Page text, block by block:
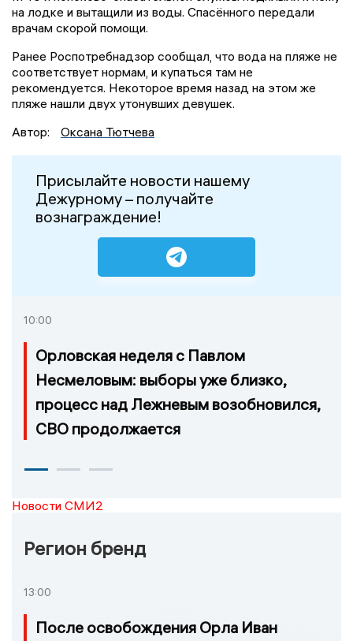
на лодке и вытащили из воды. Спасённого передали
врачам скорой помощи.
Ранее Роспотребнадзор сообщал, что вода на пляже не
соответствует нормам, и купаться там не
рекомендуется. Некоторое время назад на этом же
пляже нашли двух утонувших девушек.
Автор:
Оксана Тютчева
Присылайте новости нашему
Дежурному – получайте
вознаграждение!
10:00
Орловская неделя с Павлом
Несмеловым: выборы уже близко,
процесс над Лежневым возобновился,
СВО продолжается
Новости СМИ2
Регион бренд
13:00
После освобождения Орла Иван